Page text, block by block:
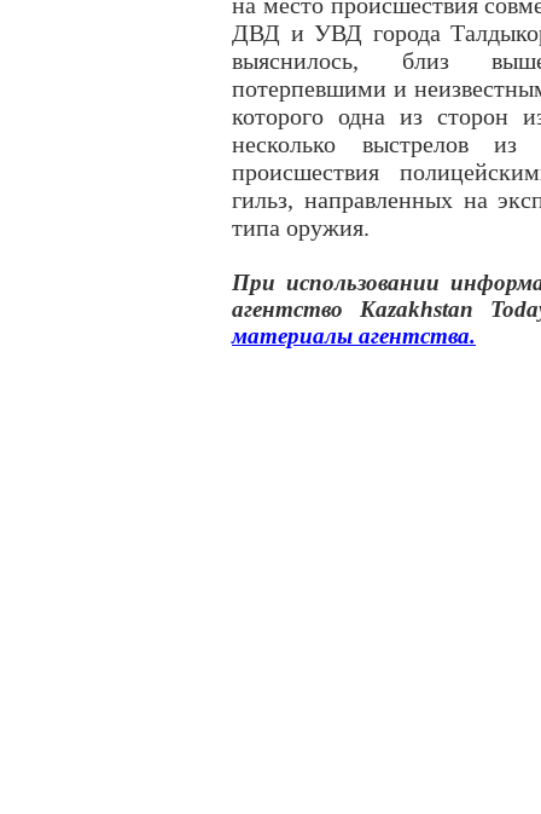
ДВД и УВД города
выяснилось, близ
потерпевшими и
которого одна из сторон
несколько выстрелов
происшествия
гильз, направленных на
типа оружия.
При использовании
агентство Kazakhstan
материалы агентства.